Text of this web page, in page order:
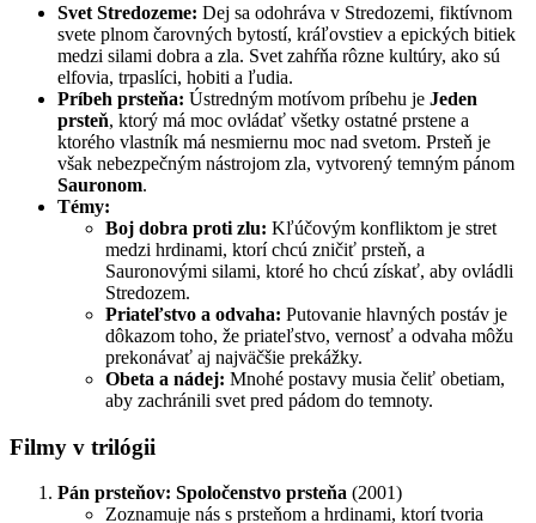
Svet Stredozeme: Dej sa odohráva v Stredozemi, fiktívnom
svete plnom čarovných bytostí, kráľovstiev a epických bitiek
medzi silami dobra a zla. Svet zahŕňa rôzne kultúry, ako sú
elfovia, trpaslíci, hobiti a ľudia.
Príbeh prsteňa: Ústredným motívom príbehu je Jeden
prsteň, ktorý má moc ovládať všetky ostatné prstene a
ktorého vlastník má nesmiernu moc nad svetom. Prsteň je
však nebezpečným nástrojom zla, vytvorený temným pánom
Sauronom.
Témy:
Boj dobra proti zlu: Kľúčovým konfliktom je stret
medzi hrdinami, ktorí chcú zničiť prsteň, a
Sauronovými silami, ktoré ho chcú získať, aby ovládli
Stredozem.
Priateľstvo a odvaha: Putovanie hlavných postáv je
dôkazom toho, že priateľstvo, vernosť a odvaha môžu
prekonávať aj najväčšie prekážky.
Obeta a nádej: Mnohé postavy musia čeliť obetiam,
aby zachránili svet pred pádom do temnoty.
Filmy v trilógii
Pán prsteňov: Spoločenstvo prsteňa (2001)
Zoznamuje nás s prsteňom a hrdinami, ktorí tvoria